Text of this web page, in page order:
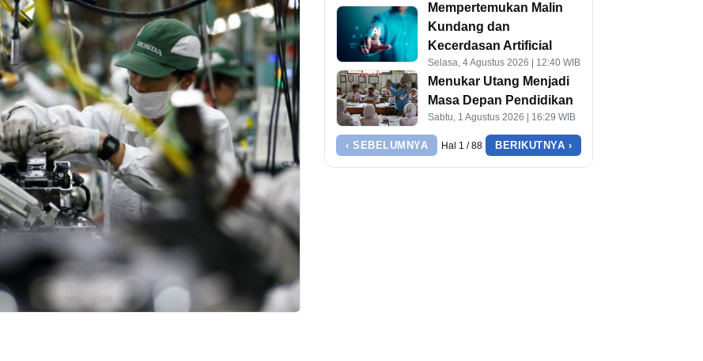
Mempertemukan Malin
Kundang dan
Kecerdasan Artificial
Selasa, 4 Agustus 2026 | 12:40 WIB
Menukar Utang Menjadi
Masa Depan Pendidikan
Sabtu, 1 Agustus 2026 | 16:29 WIB
‹ SEBELUMNYA Hal 1 / 88 BERIKUTNYA ›